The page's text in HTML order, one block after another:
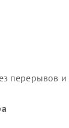
перерывов